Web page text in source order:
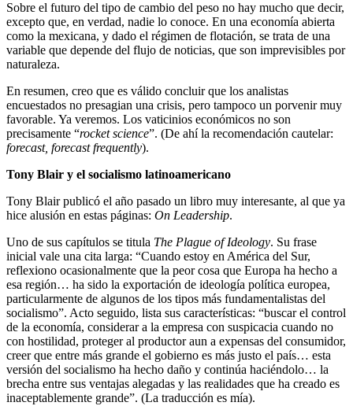
Sobre el futuro del tipo de cambio del peso no hay mucho que decir,
excepto que, en verdad, nadie lo conoce. En una economía abierta
como la mexicana, y dado el régimen de flotación, se trata de una
variable que depende del flujo de noticias, que son imprevisibles por
naturaleza.
En resumen, creo que es válido concluir que los analistas
encuestados no presagian una crisis, pero tampoco un porvenir muy
favorable. Ya veremos. Los vaticinios económicos no son
precisamente “rocket science”. (De ahí la recomendación cautelar:
forecast, forecast frequently).
Tony Blair y el socialismo latinoamericano
Tony Blair publicó el año pasado un libro muy interesante, al que ya
hice alusión en estas páginas: On Leadership.
Uno de sus capítulos se titula The Plague of Ideology. Su frase
inicial vale una cita larga: “Cuando estoy en América del Sur,
reflexiono ocasionalmente que la peor cosa que Europa ha hecho a
esa región… ha sido la exportación de ideología política europea,
particularmente de algunos de los tipos más fundamentalistas del
socialismo”. Acto seguido, lista sus características: “buscar el control
de la economía, considerar a la empresa con suspicacia cuando no
con hostilidad, proteger al productor aun a expensas del consumidor,
creer que entre más grande el gobierno es más justo el país… esta
versión del socialismo ha hecho daño y continúa haciéndolo… la
brecha entre sus ventajas alegadas y las realidades que ha creado es
inaceptablemente grande”. (La traducción es mía).